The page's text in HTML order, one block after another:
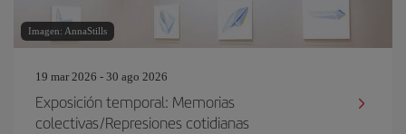
Imagen: AnnaStills
19 mar 2026 - 30 ago 2026
Exposición temporal: Memorias
colectivas/Represiones cotidianas